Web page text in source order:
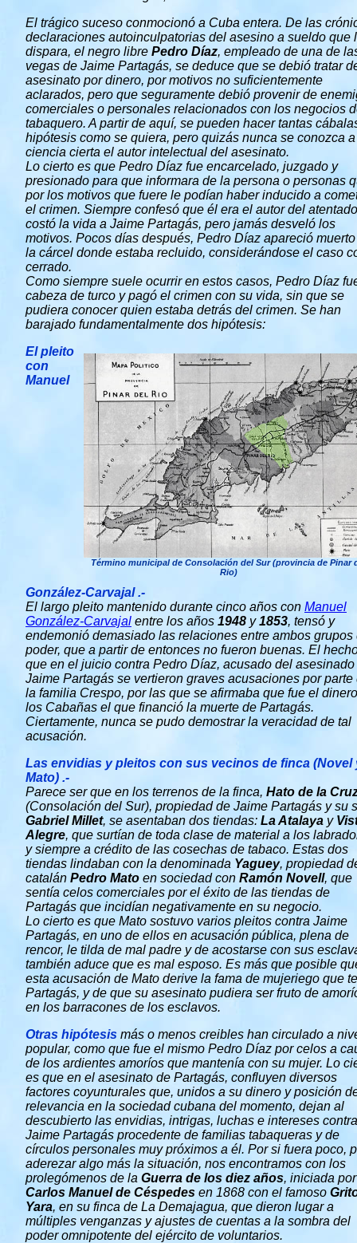
El trágico suceso conmocionó a Cuba entera. De las
declaraciones autoinculpatorias del asesino a sueldo que
dispara, el negro libre Pedro Díaz, empleado de una de
vegas de Jaime Partagás, se deduce que se debió tratar
asesinato por dinero, por motivos no suficientemente
aclarados, pero que seguramente debió provenir de
comerciales o personales relacionados con los negocios
tabaquero. A partir de aquí, se pueden hacer tantas
hipótesis como se quiera, pero quizás nunca se conozca a
ciencia cierta el autor intelectual del asesinato.
Lo cierto es que Pedro Díaz fue encarcelado, juzgado y
presionado para que informara de la persona o personas
por los motivos que fuere le podían haber inducido a
el crimen. Siempre confesó que él era el autor del
costó la vida a Jaime Partagás, pero jamás desveló los
motivos. Pocos días después, Pedro Díaz apareció
la cárcel donde estaba recluido, considerándose el caso
cerrado.
Como siempre suele ocurrir en estos casos, Pedro Díaz
cabeza de turco y pagó el crimen con su vida, sin que se
pudiera conocer quien estaba detrás del crimen. Se han
barajado fundamentalmente dos hipótesis:
Término municipal de Consolación del Sur (provincia de Pinar
Rio)
El pleito
con
Manuel
González-Carvajal .-
El largo pleito mantenido durante cinco años con Manuel
González-Carvajal entre los años 1948 y1853, tensó y
endemonió demasiado las relaciones entre ambos grupos
poder, que a partir de entonces no fueron buenas. El
que en el juicio contra Pedro Díaz, acusado del asesinado
Jaime Partagás se vertieron graves acusaciones por parte
la familia Crespo, por las que se afirmaba que fue el
los Cabañas el que financió la muerte de Partagás.
Ciertamente, nunca se pudo demostrar la veracidad de tal
acusación.
Las envidias y pleitos con sus vecinos de finca (Novel
Mato) .-
Parece ser que en los terrenos de la finca, Hato de la
(Consolación del Sur), propiedad de Jaime Partagás y su
Gabriel Millet, se asentaban dos tiendas: La Atalaya y
Alegre, que surtían de toda clase de material a los
y siempre a crédito de las cosechas de tabaco. Estas dos
tiendas lindaban con la denominada Yaguey, propiedad
catalán Pedro Mato en sociedad con Ramón Novell, que
sentía celos comerciales por el éxito de las tiendas de
Partagás que incidían negativamente en su negocio.
Lo cierto es que Mato sostuvo varios pleitos contra Jaime
Partagás, en uno de ellos en acusación pública, plena de
rencor, le tilda de mal padre y de acostarse con sus
también aduce que es mal esposo. Es más que posible
esta acusación de Mato derive la fama de mujeriego que
Partagás, y de que su asesinato pudiera ser fruto de
en los barracones de los esclavos.
Otras hipótesis más o menos creibles han circulado a
popular, como que fue el mismo Pedro Díaz por celos a
de los ardientes amoríos que mantenía con su mujer. Lo
es que en el asesinato de Partagás, confluyen diversos
factores coyunturales que, unidos a su dinero y posición
relevancia en la sociedad cubana del momento, dejan al
descubierto las envidias, intrigas, luchas e intereses contra
Jaime Partagás procedente de familias tabaqueras y de
círculos personales muy próximos a él. Por si fuera poco,
aderezar algo más la situación, nos encontramos con los
prolegómenos de la Guerra de los diez años, iniciada por
Carlos Manuel de Céspedes en 1868 con el famoso
Yara, en su finca de La Demajagua, que dieron lugar a
múltiples venganzas y ajustes de cuentas a la sombra del
poder omnipotente del ejército de voluntarios.